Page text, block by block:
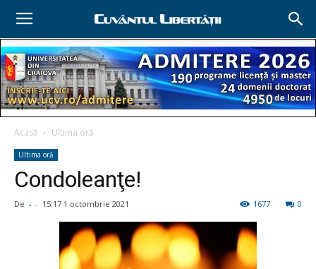
Acasă Ultima oră
Ultima oră
Condoleanţe!
De - - 15:17 1 octombrie 2021 0
1677